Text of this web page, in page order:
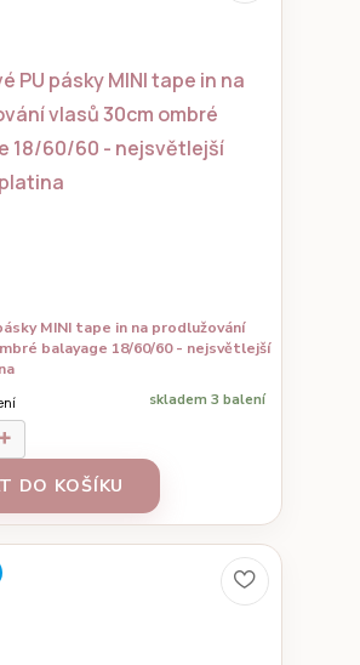
MINI tape in na prodlužování
balayage 18/60/60 - nejsvětlejší
skladem 3 balení
DO KOŠÍKU